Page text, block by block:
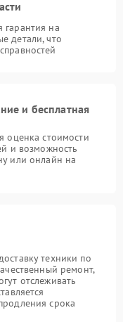
гарантия на
детали, что
и бесплатная
оценка стоимости
и возможность
или онлайн на
техники по
ремонт,
отслеживать
срока